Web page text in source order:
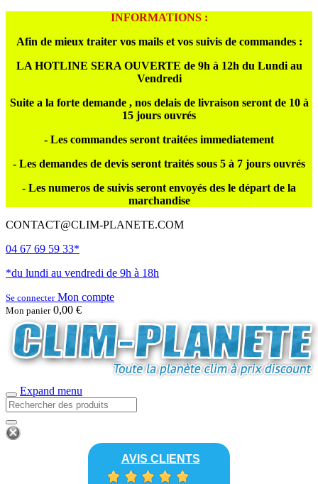
INFORMATIONS :
Afin de mieux traiter vos mails et vos suivis de commandes :
LA HOTLINE SERA OUVERTE de 9h à 12h du Lundi au
Vendredi
Suite a la forte demande , nos delais de livraison seront de 10 à
15 jours ouvrés
- Les commandes seront traitées immediatement
- Les demandes de devis seront traités sous 5 à 7 jours ouvrés
- Les numeros de suivis seront envoyés des le départ de la
marchandise
CONTACT@CLIM-PLANETE.COM
04 67 69 59 33*
*du lundi au vendredi de 9h à 18h
Se connecterMon compte
Mon panier 0,00 €
Expand menu
AVIS CLIENTS